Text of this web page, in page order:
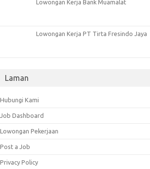
Lowongan Kerja Bank Muamalat
Lowongan Kerja PT Tirta Fresindo Jaya
Laman
Hubungi Kami
Job Dashboard
Lowongan Pekerjaan
Post a Job
Privacy Policy